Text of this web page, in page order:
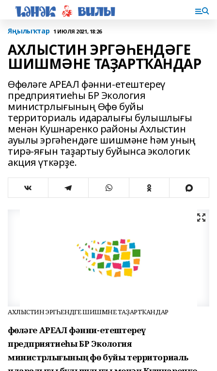
Яңылыҡтар 1 ИЮЛЯ 2021, 18:26
АХЛЫСТИН ЭРГӘҺЕНДӘГЕ
ШИШМӘНЕ ТАҘАРТҠАНДАР
Өфөләге АРЕАЛ фәнни-етештереү
предприятиеһы БР Экология
министрлығының Өфө буйы
территориаль идаралығы булышлығы
менән Кушнаренко районы Ахлыстин
ауылы эргәһендәге шишмәне һәм уның
тирә-яғын таҙартыу буйынса экологик
акция үткәрҙе.
АХЛЫСТИН ЭРГӘҺЕНДӘГЕ ШИШМӘНЕ ТАҘАРТҠАНДАР
Өфөләге АРЕАЛ фәнни-етештереү
предприятиеһы БР Экология
министрлығының Өфө буйы территориаль